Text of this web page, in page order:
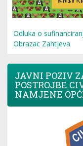
Odluka o
Obrazac Zahtjeva
JAVNI POZIV
POSTROJBE
NAMJENE